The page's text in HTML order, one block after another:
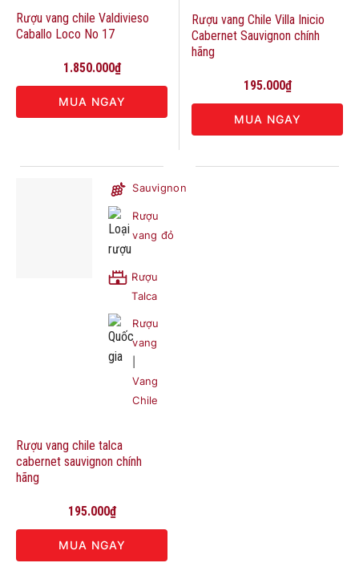
Rượu vang chile Valdivieso
Caballo Loco No 17
1.850.000₫
MUA NGAY
Rượu vang Chile Villa Inicio
Cabernet Sauvignon chính
hãng
195.000₫
MUA NGAY
Sauvignon
Rượu
vang đỏ
Rượu
Talca
Rượu
vang
Vang
Chile
Rượu vang chile talca
cabernet sauvignon chính
hãng
195.000₫
MUA NGAY